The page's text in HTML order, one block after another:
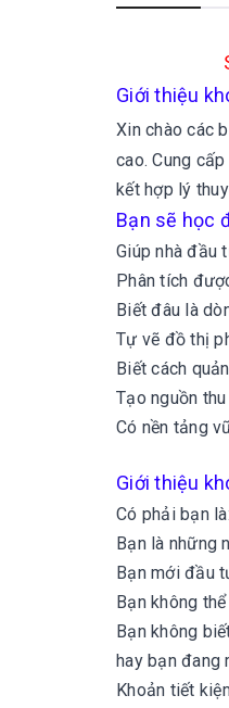
Giới thiệu
Xin chào các
cao.Cung
kết hợp lý
Bạn sẽ học
Giúp nhà đầu
Phân tích
Biết đâu là
Tự vẽ đồ thị
Biết cách
Tạo nguồn
Có nền tảng
Giới thiệu
Có phải bạn là:
Bạn là những
Bạn mới đầu
Bạn không
Bạn không
hay bạn đang
Khoản tiết